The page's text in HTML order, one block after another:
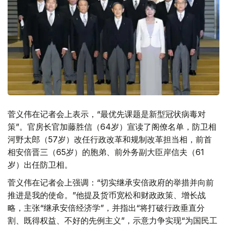
菅义伟在记者会上表示，“最优先课题是新型冠状病毒对
策”。官房长官加藤胜信（64岁）宣读了阁僚名单，防卫相
河野太郎（57岁）改任行政改革和规制改革担当相，前首
相安倍晋三（65岁）的胞弟、前外务副大臣岸信夫（61
岁）出任防卫相。
菅义伟在记者会上强调：“切实继承安倍政府的举措并向前
推进是我的使命。”他提及货币宽松和财政政策、增长战
略，主张“继承安倍经济学”，并指出“将打破行政垂直分
割、既得权益、不好的先例主义”，示意力争实现“为国民工